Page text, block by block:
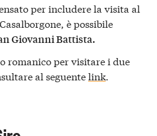
per includere la visita al
è possibile
Giovanni Battista.
romanico per visitare i due
al seguentelink.